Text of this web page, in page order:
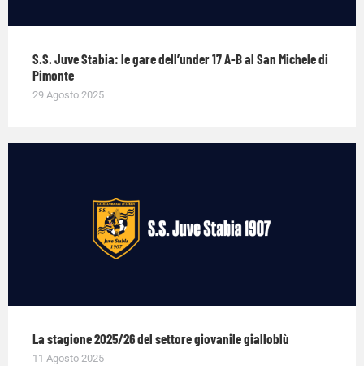
S.S. Juve Stabia: le gare dell’under 17 A-B al San Michele di
Pimonte
29 Agosto 2025
La stagione 2025/26 del settore giovanile gialloblù
11 Agosto 2025